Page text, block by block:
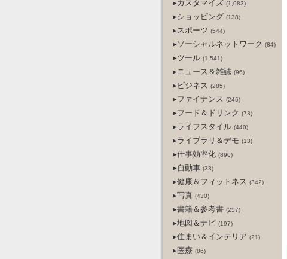
▸カスタマイズ (1,083)
▸ショッピング (138)
▸スポーツ (544)
▸ソーシャルネットワーク (84)
▸ツール (1,541)
▸ニュース＆雑誌 (96)
▸ビジネス (285)
▸ファイナンス (246)
▸フード＆ドリンク (73)
▸ライフスタイル (440)
▸ライブラリ＆デモ (13)
▸仕事効率化 (890)
▸自動車 (33)
▸健康＆フィットネス (342)
▸写真 (430)
▸書籍＆参考書 (257)
▸地図＆ナビ (197)
▸住まい＆インテリア (21)
▸医療 (86)